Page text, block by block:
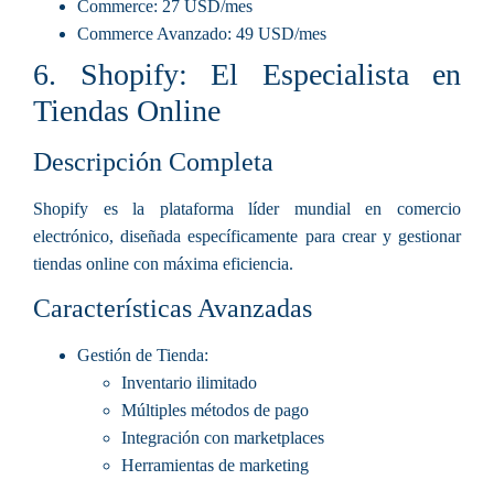
Commerce: 27 USD/mes
Commerce Avanzado: 49 USD/mes
6. Shopify: El Especialista en
Tiendas Online
Descripción Completa
Shopify es la plataforma líder mundial en comercio
electrónico, diseñada específicamente para crear y gestionar
tiendas online con máxima eficiencia.
Características Avanzadas
Gestión de Tienda:
Inventario ilimitado
Múltiples métodos de pago
Integración con marketplaces
Herramientas de marketing